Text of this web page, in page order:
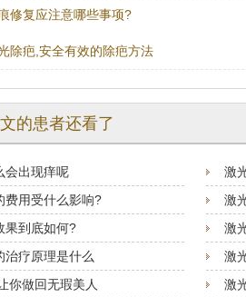
修复应注意哪些事项?
除疤,安全有效的除疤方法
的患者还看了
会出现痒呢
激
费用受什么影响?
激
果到底如何?
激
治疗原理是什么
激
你做回无瑕美人
激